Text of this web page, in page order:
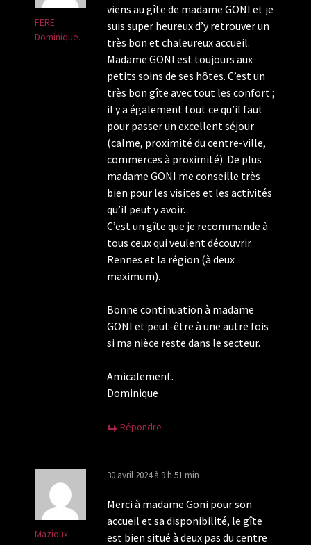
FERE
Dominique.
viens au gîte de madame GONI et je
suis super heureux d’y retrouver un
très bon et chaleureux accueil.
Madame GONI est toujours aux
petits soins de ses hôtes. C’est un
très bon gîte avec tout les confort ;
il y a également tout ce qu’il faut
pour passer un excellent séjour
(calme, proximité du centre-ville,
commerces à proximité). De plus
madame GONI me conseille très
bien pour les visites et les activités
qu’il peut y avoir.
C’est un gîte que je recommande à
tous ceux qui veulent découvrir
Rennes et la région (à deux
maximum).
Bonne continuation à madame
GONI et peut-être à une autre fois
si ma nièce reste dans le secteur.
Amicalement.
Dominique
Répondre
Mazioux
30 avril 2024 à 9 h 51 min
Merci à madame Goni pour son
accueil et sa disponibilité, le gîte
est bien situé à deux pas du centre